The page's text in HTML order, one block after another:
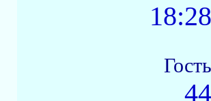
18:28
Гость
44